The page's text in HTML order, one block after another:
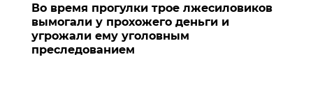
Во время прогулки трое лжесиловиков
вымогали у прохожего деньги и
угрожали ему уголовным
преследованием